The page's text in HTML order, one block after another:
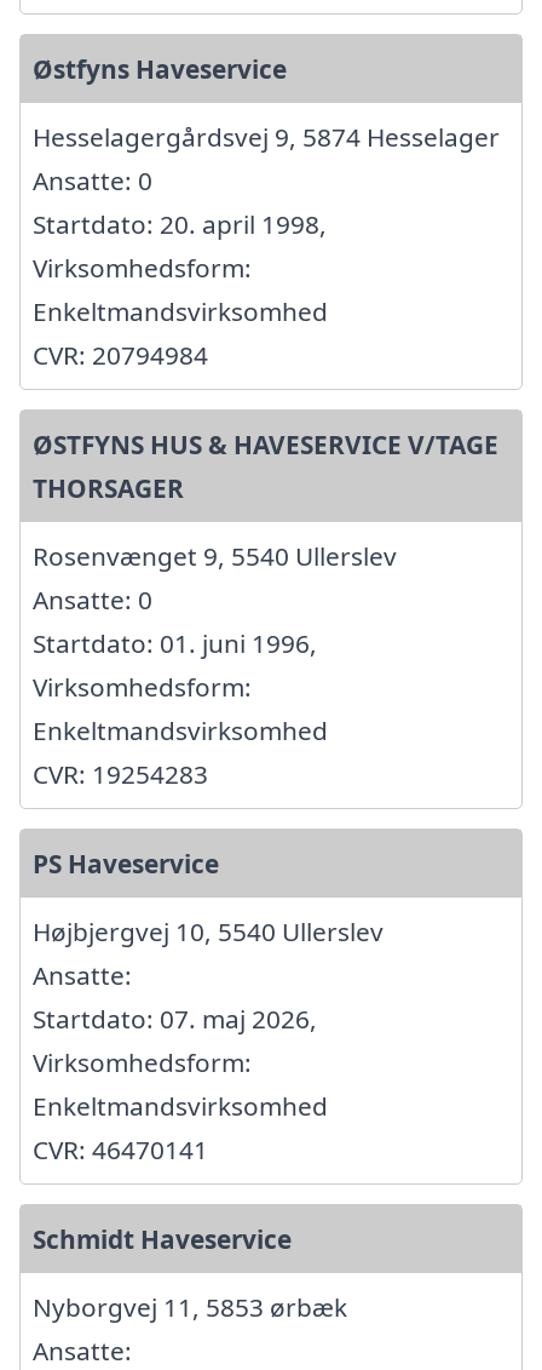
Østfyns Haveservice
Hesselagergårdsvej 9, 5874 Hesselager
Ansatte: 0
Startdato: 20. april 1998,
Virksomhedsform:
Enkeltmandsvirksomhed
CVR: 20794984
ØSTFYNS HUS & HAVESERVICE V/TAGE
THORSAGER
Rosenvænget 9, 5540 Ullerslev
Ansatte: 0
Startdato: 01. juni 1996,
Virksomhedsform:
Enkeltmandsvirksomhed
CVR: 19254283
PS Haveservice
Højbjergvej 10, 5540 Ullerslev
Ansatte:
Startdato: 07. maj 2026,
Virksomhedsform:
Enkeltmandsvirksomhed
CVR: 46470141
Schmidt Haveservice
Nyborgvej 11, 5853 ørbæk
Ansatte: